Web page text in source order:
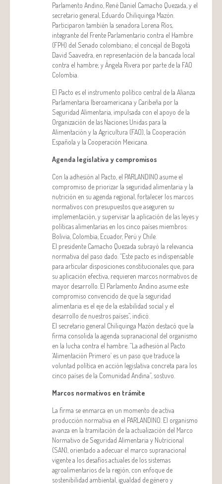
Parlamento Andino, René Daniel Camacho Quezada, y el
secretario general, Eduardo Chiliquinga Mazón.
Participaron también la senadora Lorena Ríos,
integrante del Frente Parlamentario contra el Hambre
(FPH) del Senado colombiano; el concejal de Bogotá
David Saavedra, en representación de la bancada local
contra el hambre; y Ángela Rivera por parte de la FAO
Colombia.
El Pacto es el instrumento político central de la Alianza
Parlamentaria Iberoamericana y Caribeña por la
Seguridad Alimentaria, impulsada con el apoyo de la
Organización de las Naciones Unidas para la
Alimentación y la Agricultura (FAO), la Cooperación
Española y la Cooperación Mexicana.
Agenda legislativa y compromisos
Con la adhesión al Pacto, el PARLANDINO asume el
compromiso de priorizar la seguridad alimentaria y la
nutrición en su agenda regional, fortalecer los marcos
normativos con presupuestos que aseguren su
implementación, y supervisar la aplicación de las leyes y
políticas alimentarias en los cinco países miembros:
Bolivia, Colombia, Ecuador, Perú y Chile.
El presidente Camacho Quezada subrayó la relevancia
normativa del paso dado. “Este pacto es indispensable
para articular disposiciones constitucionales que, para
su aplicación efectiva, requieren marcos normativos de
mayor desarrollo. El Parlamento Andino asume este
compromiso convencido de que la seguridad
alimentaria es el eje de la estabilidad social y el
desarrollo de nuestros países”, indicó.
El secretario general Chiliquinga Mazón destacó que la
firma consolida la agenda supranacional del organismo
en la lucha contra el hambre. “La adhesión al Pacto
‘Alimentación Primero’ es un paso que traduce la
voluntad política en acción legislativa concreta para los
cinco países de la Comunidad Andina”, sostuvo.
Marcos normativos en trámite
La firma se enmarca en un momento de activa
producción normativa en el PARLANDINO. El organismo
avanza en la tramitación de la actualización del Marco
Normativo de Seguridad Alimentaria y Nutricional
(SAN), orientado a adecuar el marco supranacional
vigente a los desafíos actuales de los sistemas
agroalimentarios de la región, con enfoque de
sostenibilidad ambiental, igualdad de género y